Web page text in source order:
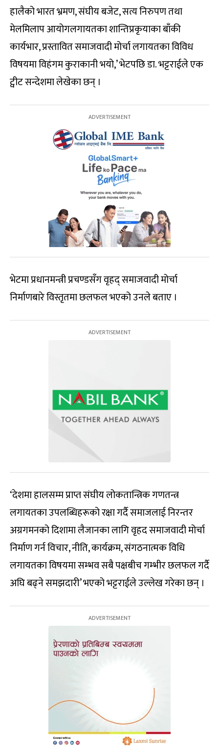
हालैको भारत भ्रमण, संघीय बजेट, सत्य निरुपण तथा
मेलमिलाप आयोगलगायतका शान्तिप्रकृयाका बाँकी
कार्यभार, प्रस्तावित समाजवादी मोर्चा लगायतका विविध
विषयमा विहंगम कुराकानी भयो,’ भेटपछि डा. भट्टराईले एक
ट्वीट सन्देशमा लेखेका छन् ।
भेटमा प्रधानमन्त्री प्रचण्डसँग वृहद् समाजवादी मोर्चा
निर्माणबारे विस्तृतमा छलफल भएको उनले बताए ।
‘देशमा हालसम्म प्राप्त संघीय लोकतान्त्रिक गणतन्त्र
लगायतका उपलब्धिहरूको रक्षा गर्दै समाजलाई निरन्तर
अग्रगमनको दिशामा लैजानका लागि वृहद समाजवादी मोर्चा
निर्माण गर्न विचार, नीति, कार्यक्रम, संगठनात्मक विधि
लगायतका विषयमा सम्भव सबै पक्षबीच गम्भीर छलफल गर्दै
अघि बढ्ने समझदारी’ भएको भट्टराईले उल्लेख गरेका छन् ।